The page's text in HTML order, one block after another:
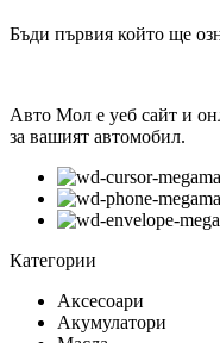
Бъди първия който ще
Авто Мол е уеб сайт и
за вашият автомобил.
Категории
Аксесоари
Акумулатори